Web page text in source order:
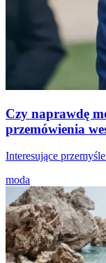
Czy naprawdę
przemówienia
Interesujące
moda